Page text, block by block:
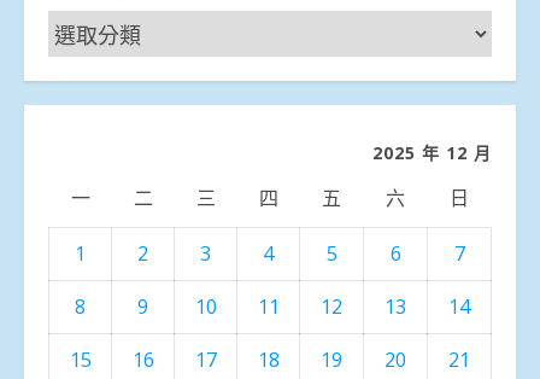
新
聞
分
2025 年 12 月
一 二 三 四 五 六 日
1 2 3 4 5 6
7
8
9 10 11 12 13
14
15
16 17 18 19 20
21